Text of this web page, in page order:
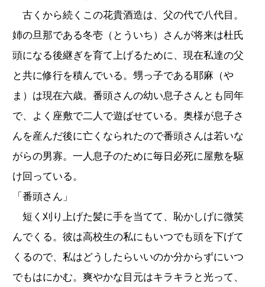
古くから続くこの花貴酒造は、父の代で八代目。
姉の旦那である冬壱（とういち）さんが将来は杜氏
頭になる後継ぎを育て上げるために、現在私達の父
と共に修行を積んでいる。甥っ子である耶麻（や
ま）は現在六歳。番頭さんの幼い息子さんとも同年
で、よく座敷で二人で遊ばせている。奥様が息子さ
んを産んだ後に亡くなられたので番頭さんは若いな
がらの男寡。一人息子のために毎日必死に屋敷を駆
け回っている。
「番頭さん」
短く刈り上げた髪に手を当てて、恥かしげに微笑
んでくる。彼は高校生の私にもいつでも頭を下げて
くるので、私はどうしたらいいのか分からずにいつ
でもはにかむ。爽やかな目元はキラキラと光って、